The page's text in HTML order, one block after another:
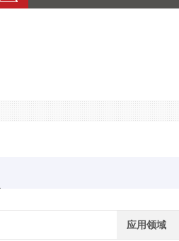
应用领域